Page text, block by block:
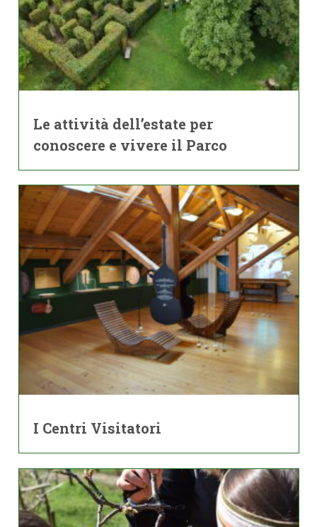
Le attività dell’estate per
conoscere e vivere il Parco
I Centri Visitatori